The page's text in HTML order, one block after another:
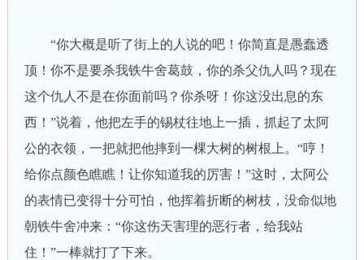
“你大概是听了街上的人说的吧！你简直是愚蠢透
顶！你不是要杀我铁牛舍葛鼓，你的杀父仇人吗？现在
这个仇人不是在你面前吗？你杀呀！你这没出息的东
西！”说着，他把左手的锡杖往地上一插，抓起了太阿
公的衣领，一把就把他摔到一棵大树的树根上。“哼！
给你点颜色瞧瞧！让你知道我的厉害！”这时，太阿公
的表情已变得十分可怕，他挥着折断的树枝，没命似地
朝铁牛舍冲来：“你这伤天害理的恶行者，给我站
住！”一棒就打了下来。